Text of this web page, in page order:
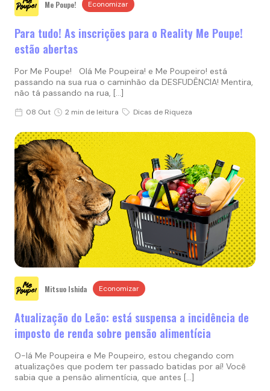
Me Poupe! Economizar
Para tudo! As inscrições para o Reality Me Poupe!
estão abertas
Por Me Poupe! Olá Me Poupeira! e Me Poupeiro! está
passando na sua rua o caminhão da DESFUDÊNCIA! Mentira,
não tá passando na rua, […]
08 Out 2 min de leitura Dicas de Riqueza
Mitsuo Ishida Economizar
Atualização do Leão: está suspensa a incidência de
imposto de renda sobre pensão alimentícia
O-lá Me Poupeira e Me Poupeiro, estou chegando com
atualizações que podem ter passado batidas por aí! Você
sabia que a pensão alimentícia, que antes […]